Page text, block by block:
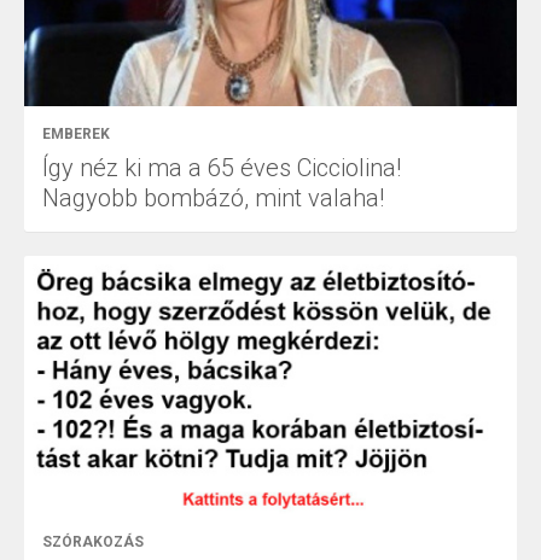
EMBEREK
Így néz ki ma a 65 éves Cicciolina!
Nagyobb bombázó, mint valaha!
SZÓRAKOZÁS